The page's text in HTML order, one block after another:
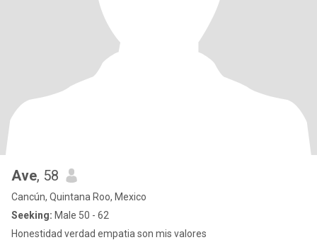
Ave, 58
Cancún, Quintana Roo, Mexico
Seeking: Male 50 - 62
Honestidad verdad empatia son mis valores